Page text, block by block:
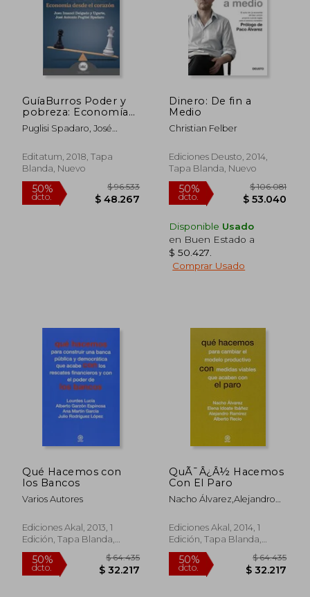
50%
dcto.
$ 83.141
$ 41.570
50%
dcto.
dcto. $ 49.369 dcto. $
GuíaBurros Poder y
pobreza: Economía
desde el corazón
Puglisi Spadaro, José
Ugarte, Josu Imanol
Editatum, 2018, Tapa
Blanda, Nuevo
Dinero: De fin a
Medio
Christian Felber
Ediciones Deusto, 2014,
Tapa Blanda, Nuevo
Disponible Usado
en Buen Estado a
$ 50.427
Comprar Usado
Qué Hacemos con
los Bancos
Varios Autores
Ediciones Akal, 2013, 1
Edición, Tapa Blanda,
Nuevo
QuÃ¯Â¿Â½ Hacemos
Con El Paro
Nacho Álvarez,alejandro
Recio,elena Idoate Ibáñez
Ediciones Akal, 2014, 1
Edición, Tapa Blanda,
Nuevo